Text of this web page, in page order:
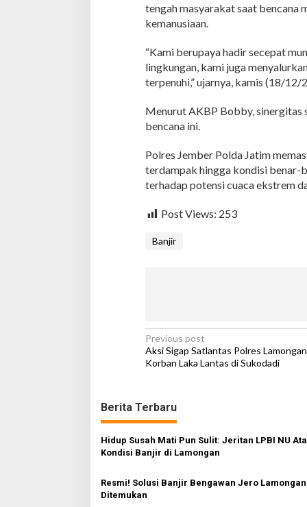
B
a
u
a
n
a
a
a
n
k
e
a
m
p
a
k
tengah masyarakat saat bencana
kemanusiaan.
“Kami berupaya hadir secepat
lingkungan, kami juga
terpenuhi,” ujarnya, kamis (18/12/
Menurut AKBP Bobby, sinergitas
bencana ini.
Polres Jember Polda Jatim
terdampak hingga kondisi benar-
terhadap potensi cuaca ekstrem
Post Views: 253
Banjir
P
o
t
n
a
v
i
g
Previous post
Aksi Sigap Satlantas Polres
Korban Laka Lantas di Sukodadi
Berita Terbaru
Hidup Susah Mati Pun Sulit: Jeritan LPBI NU
Kondisi Banjir di Lamongan
Resmi! Solusi Banjir Bengawan Jero Lamongan
Ditemukan